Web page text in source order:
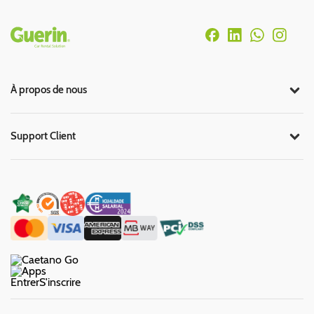
Rodapé
À propos de nous
Support Client
EntrerS'inscrire